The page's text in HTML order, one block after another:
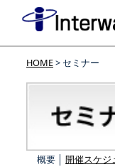
HOME> セミナー
概要 │ 開催スケジ